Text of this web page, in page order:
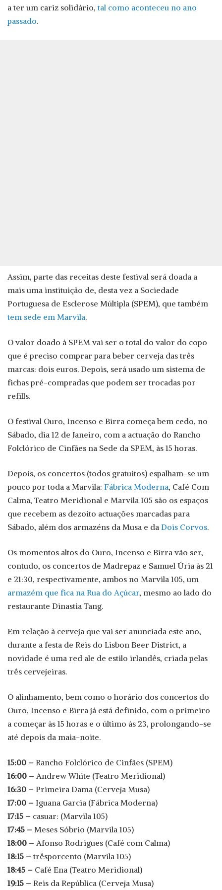
a ter um cariz solidário,tal como aconteceu no ano
passado.
Assim, parte das receitas deste festival será doada a
mais uma instituição de, desta vez a Sociedade
Portuguesa de Esclerose Múltipla (SPEM), que também
tem sede em Marvila.
O valor doado à SPEM vai ser o total do valor do copo
que é preciso comprar para beber cerveja das três
marcas: dois euros. Depois, será usado um sistema de
fichas pré-compradas que podem ser trocadas por
refills.
O festival Ouro, Incenso e Birra começa bem cedo, no
Sábado, dia 12 de Janeiro, com a actuação do Rancho
Folclórico de Cinfães na Sede da SPEM, às 15 horas.
Depois, os concertos (todos gratuitos) espalham-se um
pouco por toda a Marvila: Fábrica Moderna, Café Com
Calma, Teatro Meridional e Marvila 105 são os espaços
que recebem as dezoito actuações marcadas para
Sábado, além dos armazéns da Musa e da Dois Corvos.
Os momentos altos do Ouro, Incenso e Birra vão ser,
contudo, os concertos de Madrepaz e Samuel Úria às 21
e 21:30, respectivamente, ambos no Marvila 105, um
armazém que fica na Rua do Açúcar, mesmo ao lado do
restaurante Dinastia Tang.
Em relação à cerveja que vai ser anunciada este ano,
durante a festa de Reis do Lisbon Beer District, a
novidade é uma red ale de estilo irlandês, criada pelas
três cervejeiras.
O alinhamento, bem como o horário dos concertos do
Ouro, Incenso e Birra já está definido, com o primeiro
a começar às 15 horas e o último às 23, prolongando-se
até depois da maia-noite.
15:00 – Rancho Folclórico de Cinfães (SPEM)
16:00 – Andrew White (Teatro Meridional)
16:30 – Primeira Dama (Cerveja Musa)
17:00 – Iguana Garcia (Fábrica Moderna)
17:15 – casuar: (Marvila 105)
17:45 – Meses Sóbrio (Marvila 105)
18:00 – Afonso Rodrigues (Café com Calma)
18:15 – trêsporcento (Marvila 105)
18:45 – Café Ena (Teatro Meridional)
19:15 – Reis da República (Cerveja Musa)